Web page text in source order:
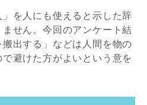
を人にも使えると示した辞
せん。今回のアンケート結
出する」などは人間を物の
避けた方がよいという意を